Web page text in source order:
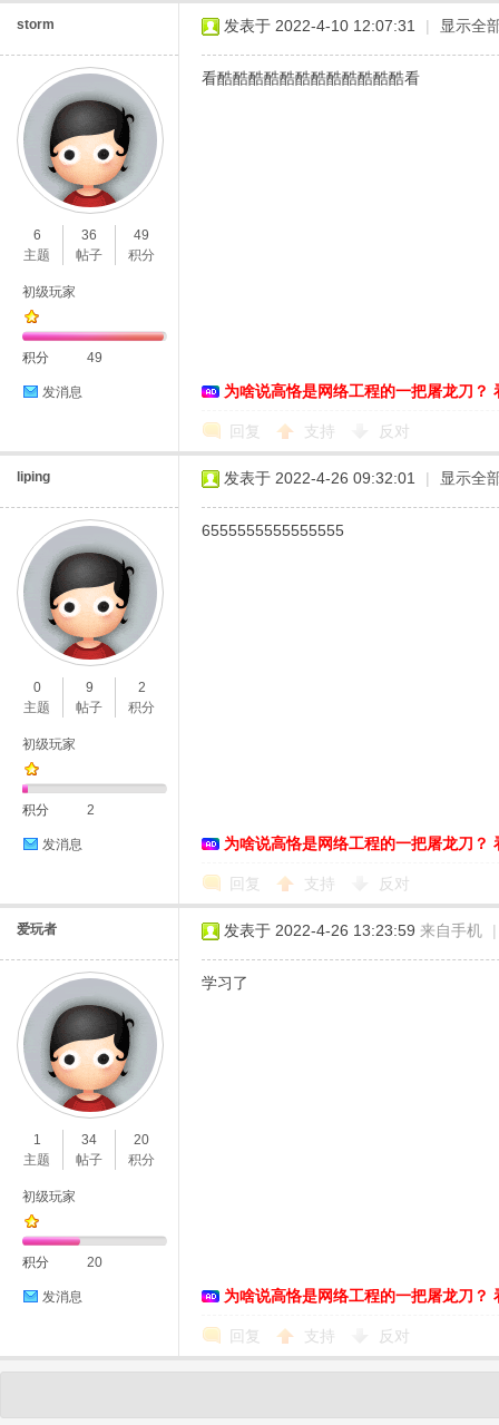
storm
6
主题
36
帖子
49
积分
初级玩家
积分 49
发消息
发表于 2022-4-10 12:07:31 | 显示全
看酷酷酷酷酷酷酷酷酷酷酷酷看
为啥说高恪是网络工程的一把屠龙刀？
回复 支持 反对
liping
0
主题
9
帖子
2
积分
初级玩家
积分 2
发消息
发表于 2022-4-26 09:32:01 | 显示全
6555555555555555
为啥说高恪是网络工程的一把屠龙刀？
回复 支持 反对
爱玩者
1
主题
34
帖子
20
积分
初级玩家
积分 20
发消息
发表于 2022-4-26 13:23:59 来自手机 |
学习了
为啥说高恪是网络工程的一把屠龙刀？
回复 支持 反对